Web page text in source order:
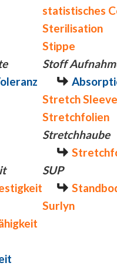
statistisches
Sterilisation
Stippe
Stoff
Stretch
Stretchfolien
Stretchhaube
SUP
Surlyn